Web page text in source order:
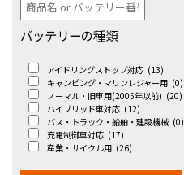
バッテリーの種類
アイドリングストップ対応 (13)
キャンピング・マリンレジャー用 (0)
ノーマル・旧車用(2005年以前) (20)
ハイブリッド車対応 (12)
バス・トラック・船舶・建設機械 (0)
充電制御車対応 (17)
産業・サイクル用 (26)